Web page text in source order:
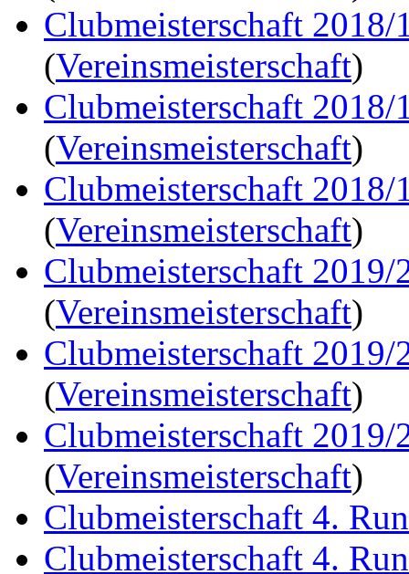
Clubmeisterschaft 2018/
(Vereinsmeisterschaft)
Clubmeisterschaft 2018/
(Vereinsmeisterschaft)
Clubmeisterschaft 2018/
(Vereinsmeisterschaft)
Clubmeisterschaft 2019/
(Vereinsmeisterschaft)
Clubmeisterschaft 2019/
(Vereinsmeisterschaft)
Clubmeisterschaft 2019/
(Vereinsmeisterschaft)
Clubmeisterschaft 4.
Clubmeisterschaft 4.